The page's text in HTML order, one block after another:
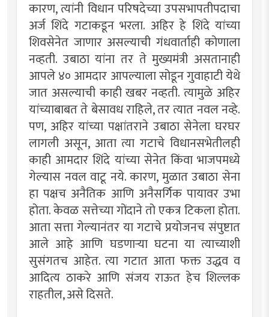
कारण, त्यांनी विधान परिषदेच्या उपसभापतीपदाचा
अर्ज शिंदे गटाकडून भरला. अहिर हे शिंदे यांच्या
शिवसेनेत जाणार असल्याची गंधवार्ताही कोणाला
नव्हती. उबाठा यांना तर ते मुख्यमंत्री असतानाही
आपले ४० आमदार आपल्याला सोडून गुवाहाटी येथे
जात असल्याची काही खबर नव्हती. त्यामुळे अहिर
यांच्याबाबत ते बेसावध राहिले, तर त्यात नवल नव्हे.
पण, अहिर यांच्या पक्षांतराने उबाठा सेनेला घरघर
लागली असून, आता त्या गटाचे विधानसभेतीलही
काही आमदार शिंदे यांच्या सेनेत किंवा भाजपमध्ये
गेल्यास नवल वाटू नये. कारण, मुळात उबाठा सेना
हा पक्षच अनैतिक आणि अनैसर्गिक पायावर उभा
होता. केवळ सत्तेच्या गोंदाने तो एकत्र टिकला होता.
आता सत्ता गेल्यानंतर या गटाचे प्रयोजनच संपुष्टात
आले आहे आणि घडणार्‍या घटना या त्याच्याशी
सुसंगतच आहेत. त्या गटात आता फक्त उद्धव व
आदित्य ठाकरे आणि संजय राऊत हेच शिल्लक
राहतील, असे दिसते.